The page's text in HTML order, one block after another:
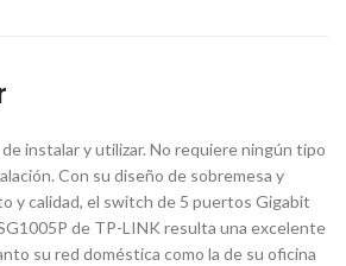
instalar y utilizar. No requiere ningún tipo
Con su diseño de sobremesa y
y calidad, el switch de 5 puertos Gigabit
de TP-LINK resulta una excelente
su red doméstica como la de su oficina